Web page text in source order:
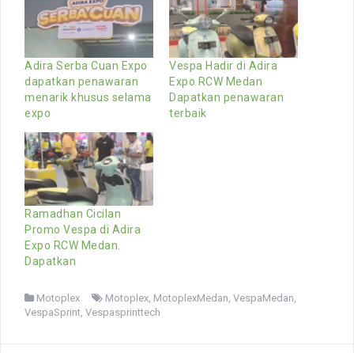
Adira Serba Cuan Expo
dapatkan penawaran
menarik khusus selama
expo
Vespa Hadir di Adira
Expo RCW Medan
Dapatkan penawaran
terbaik
Ramadhan Cicilan
Promo Vespa di Adira
Expo RCW Medan.
Dapatkan
Motoplex Motoplex, MotoplexMedan, VespaMedan,
VespaSprint, Vespasprinttech